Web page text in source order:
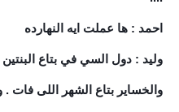
احمد : ها عملت ايه النهارده
وليد : دول السي في بتاع البنتين
والخساير بتاع الشهر اللى فات .